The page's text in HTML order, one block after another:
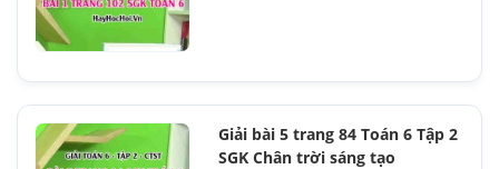
Giải bài 5 trang 84 Toán 6 Tập 2
SGK Chân trời sáng tạo